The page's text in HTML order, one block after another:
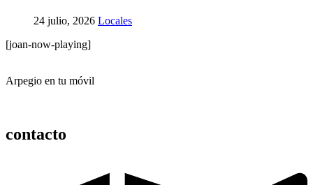
24 julio, 2026 Locales
[joan-now-playing]
Arpegio en tu móvil
contacto